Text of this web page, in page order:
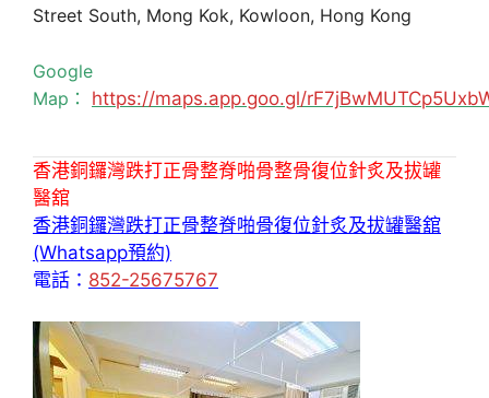
Street South, Mong Kok, Kowloon, Hong Kong
Google
Map： https://maps.app.goo.gl/
香港銅鑼灣跌打正骨整脊啪骨整骨復位針炙及拔罐
醫舘
香港銅鑼灣跌打正骨整脊啪骨復位針炙及拔罐醫舘
(Whatsapp預約)
電話： 852-25675767